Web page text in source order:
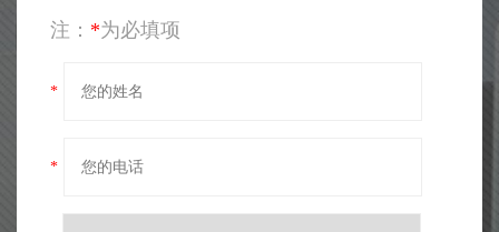
注： *为必填项
*
*